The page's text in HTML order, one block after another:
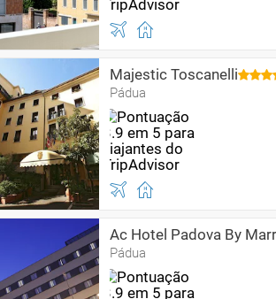
Majestic Toscanelli
Pádua
Ac Hotel Padova By
Pádua